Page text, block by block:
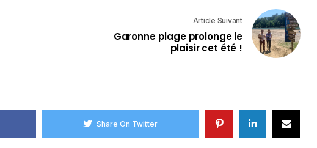
Article Suivant
Garonne plage prolonge le
plaisir cet été !
Share On Twitter